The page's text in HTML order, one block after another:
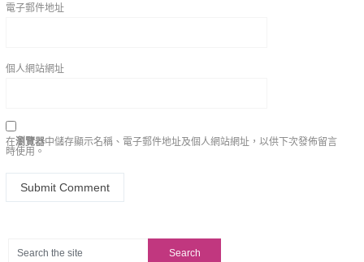
電子郵件地址
個人網站網址
在瀏覽器中儲存顯示名稱、電子郵件地址及個人網站網址，以供下次發佈留言
時使用。